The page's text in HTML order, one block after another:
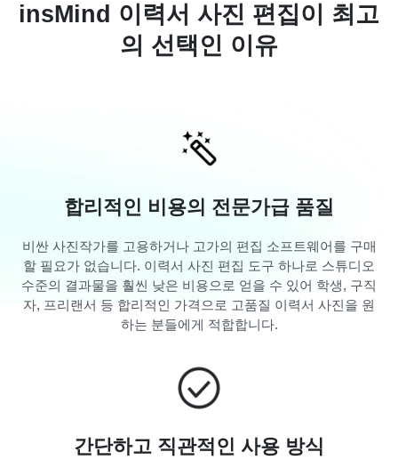
insMind 이력서 사진 편집이 최고
의 선택인 이유
합리적인 비용의 전문가급 품질
비싼 사진작가를 고용하거나 고가의 편집 소프트웨어를 구매
할 필요가 없습니다. 이력서 사진 편집 도구 하나로 스튜디오
수준의 결과물을 훨씬 낮은 비용으로 얻을 수 있어 학생, 구직
자, 프리랜서 등 합리적인 가격으로 고품질 이력서 사진을 원
하는 분들에게 적합합니다.
간단하고 직관적인 사용 방식